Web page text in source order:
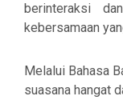
berinteraksi
kebersamaan
Melalui Bahasa
suasana hangat